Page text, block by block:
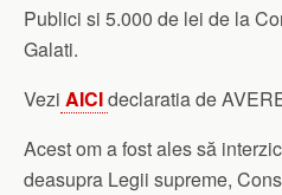
Publici si 5.000 de lei de la
Galati.
Vezi AICIdeclaratia de
Acest om a fost ales să
deasupra Legii supreme,